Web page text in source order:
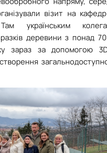
візит на
українським
деревини з понад
зараз за допомогою